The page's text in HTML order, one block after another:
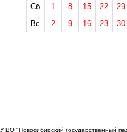
Сб
1 8 15 22
29
Вс
2 9 16 23 30
"Новосибирский государственный